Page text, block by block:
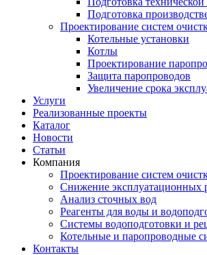
Подготовка
Проектирование систем
Котельные установки
Котлы
Проектирование
Защита паропроводов
Увеличение срока
Услуги
Реализованные проекты
Каталог
Новости
Статьи
Компания
Проектирование систем
Снижение эксплуатационных
Анализ сточных вод
Реагенты для воды и
Системы водоподготовки и
Котельные и паропроводные
Контакты